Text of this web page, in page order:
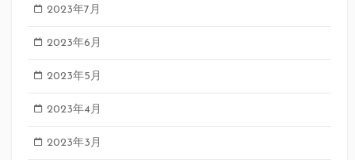
2023年7月
2023年6月
2023年5月
2023年4月
2023年3月